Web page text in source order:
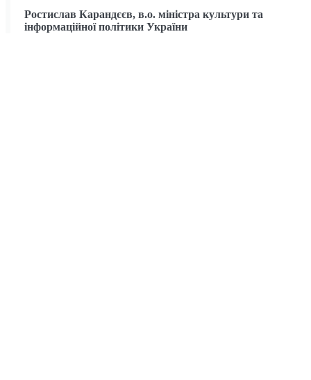
Ростислав Карандєєв, в.о. міністра культури та
інформаційної політики України